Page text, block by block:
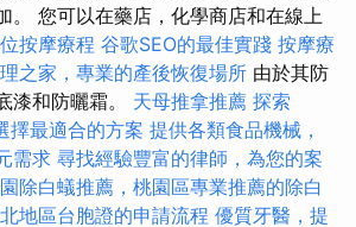
。 您可以在藥店，化學商店和在線上
按摩療程 谷歌SEO的最佳實踐 按摩療
之家，專業的產後恢復場所 由於其防
漆和防曬霜。 天母推拿推薦 探索
擇最適合的方案 提供各類食品機械，
需求 尋找經驗豐富的律師，為您的案
除白蟻推薦，桃園區專業推薦的除白
地區台胞證的申請流程 優質牙醫，提